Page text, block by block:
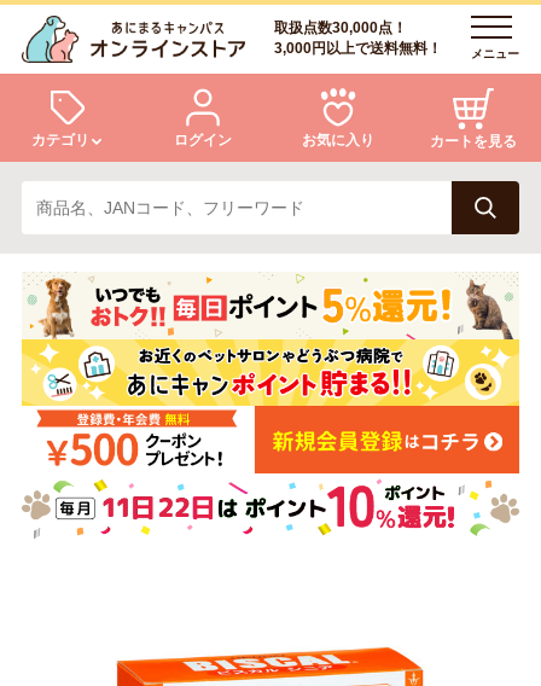
取扱点数30,000点！
3,000円以上で送料無料！
メニュー
カテゴリ
犬 猫
小動物・鳥 アクア・爬虫類・昆虫
ドッグフード キャットフード
美容・ケア用品 服・おさんぽ用品
ログイン お気に入り カートを見る
ログイン
会員登録
あにまるキャンパスについて
アフターサービス
商品リクエスト